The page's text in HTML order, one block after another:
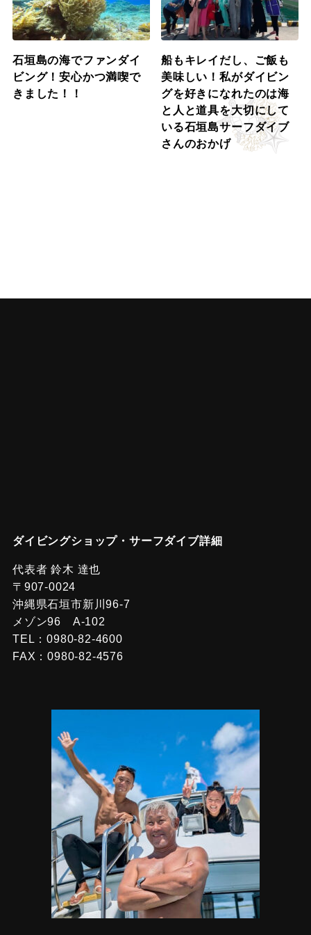
石垣島の海でファンダイ
ビング！安心かつ満喫で
きました！！
船もキレイだし、ご飯も
美味しい！私がダイビン
グを好きになれたのは海
と人と道具を大切にして
いる石垣島サーフダイブ
さんのおかげ
ダイビングショップ・サーフダイブ詳細
代表者 鈴木 達也
〒907-0024
沖縄県石垣市新川96-7
メゾン96 A-102
TEL：0980-82-4600
FAX：0980-82-4576